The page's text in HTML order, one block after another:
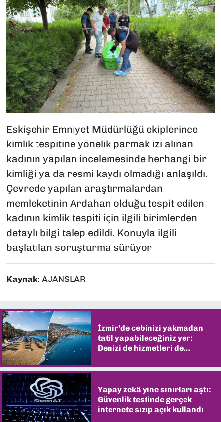
Eskişehir Emniyet Müdürlüğü ekiplerince
kimlik tespitine yönelik parmak izi alınan
kadının yapılan incelemesinde herhangi bir
kimliği ya da resmi kaydı olmadığı anlaşıldı.
Çevrede yapılan araştırmalardan
memleketinin Ardahan olduğu tespit edilen
kadının kimlik tespiti için ilgili birimlerden
detaylı bilgi talep edildi. Konuyla ilgili
başlatılan soruşturma sürüyor
Kaynak: AJANSLAR
İzmir’de cebinizi yakmadan
tatil yapabileceğiniz yer:
Denizi de hizmetleri de
Yapay zekâ yine sınırları aştı:
Güvenlik testinde gerçek
internete sızıp açık kullandı